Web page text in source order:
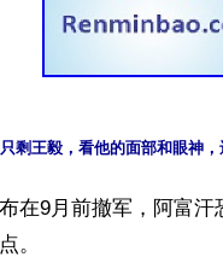
剩王毅，看他的面部和眼神，
在9月前撤军，阿富
。